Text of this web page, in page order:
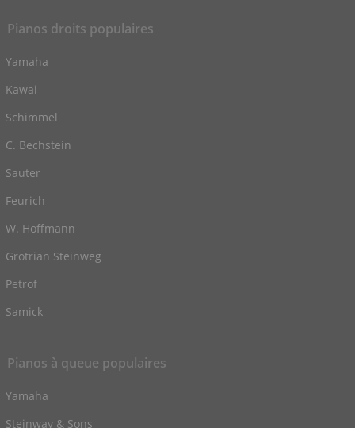
Pianos droits populaires
Yamaha
Kawai
Schimmel
C. Bechstein
Sauter
Feurich
W. Hoffmann
Grotrian Steinweg
Petrof
Samick
Pianos à queue populaires
Yamaha
Steinway & Sons